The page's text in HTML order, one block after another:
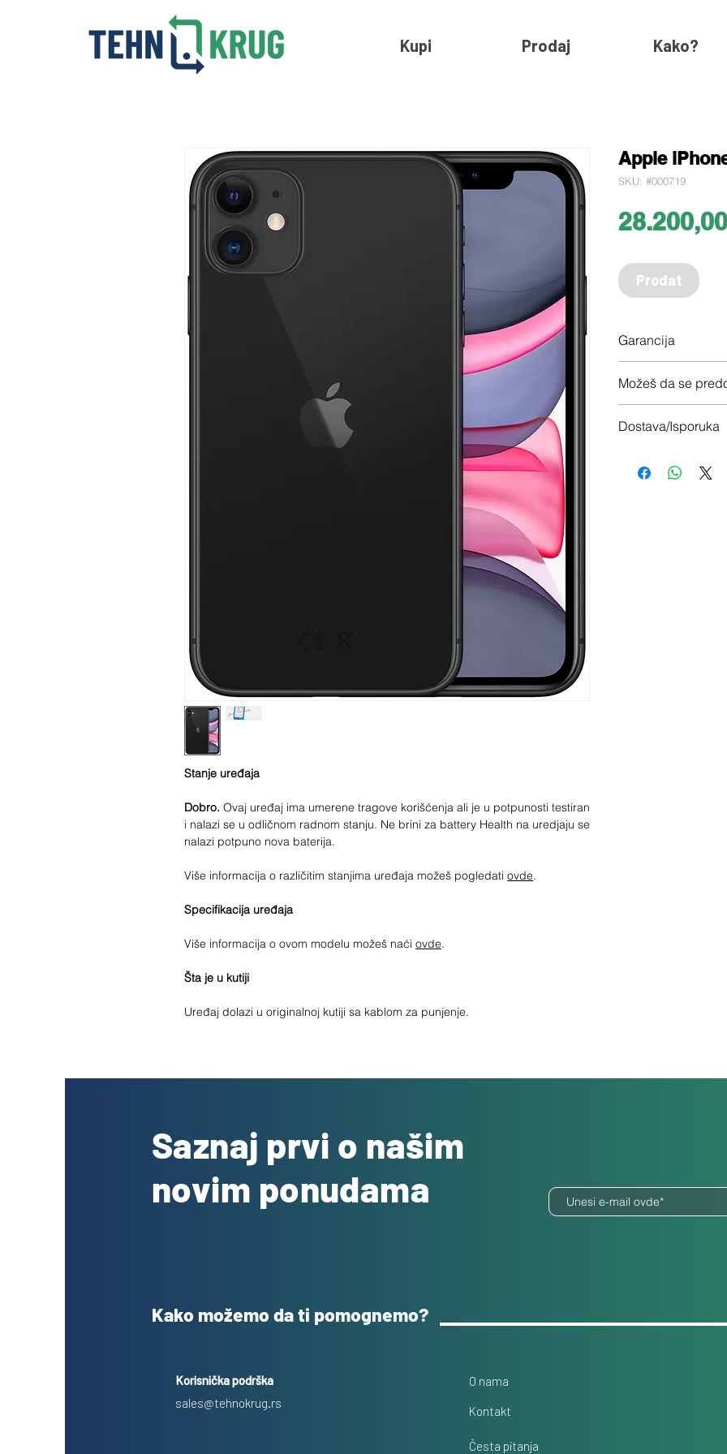
Kupi Prodaj Kako?
Stanje uređaja
Dobro. Ovaj uređaj ima umerene tragove korišćenja ali je u potpunosti testiran
i nalazi se u odličnom radnom stanju. Ne brini za battery Health na uredjaju se
nalazi potpuno nova baterija.
Više informacija o različitim stanjima uređaja možeš pogledati ovde.
Specifikacija uređaja
Više informacija o ovom modelu možeš naći ovde.
Šta je u kutiji
Uređaj dolazi u originalnoj kutiji sa kablom za punjenje.
Apple
SKU: #000719
Prodat
Garancija
Možeš da se
Dostava/Isporuka
Saznaj prvi o našim
novim ponudama
Kako možemo da ti pomognemo?
Korisnička podrška
sales@tehnokrug.rs
O nama
Kontakt
Česta pitanja